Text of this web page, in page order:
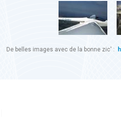
De belles images avec de la bonne zic' :